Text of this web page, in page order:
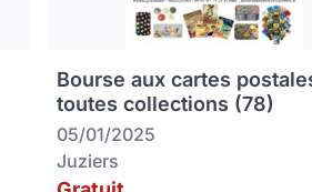
Bourse aux cartes
toutes collections (78)
05/01/2025
Juziers